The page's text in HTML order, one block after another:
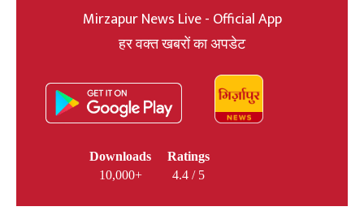
Mirzapur News Live - Official App
हर वक्त खबरों का अपडेट
Downloads
10,000+
Ratings
4.4 / 5